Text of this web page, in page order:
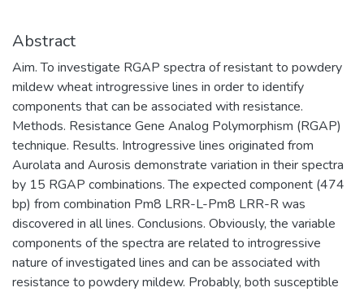
Abstract
Aim. To investigate RGAP spectra of resistant to powdery
mildew wheat introgressive lines in order to identify
components that can be associated with resistance.
Methods. Resistance Gene Analog Polymorphism (RGAP)
technique. Results. Introgressive lines originated from
Aurolata and Aurosis demonstrate variation in their spectra
by 15 RGAP combinations. The expected component (474
bp) from combination Pm8 LRR-L-Pm8 LRR-R was
discovered in all lines. Conclusions. Obviously, the variable
components of the spectra are related to introgressive
nature of investigated lines and can be associated with
resistance to powdery mildew. Probably, both susceptible